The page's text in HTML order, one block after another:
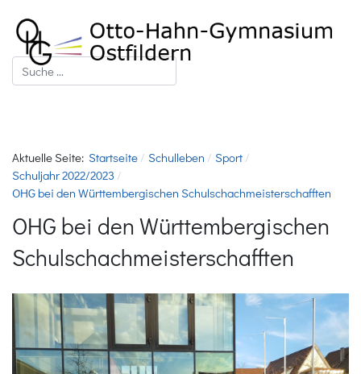
Suchen
Aktuelle Seite: Startseite Schulleben
Sport
Schuljahr 2022/2023
OHG bei den Württembergischen Schulschachmeisterschafften
OHG bei den Württembergischen
Schulschachmeisterschafften